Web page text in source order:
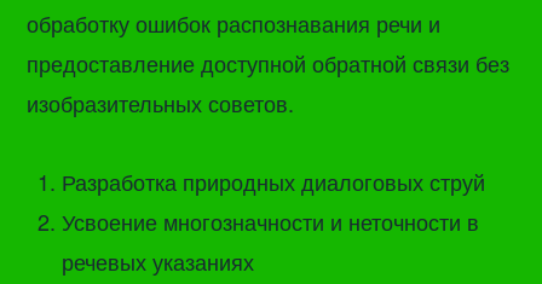
обработку ошибок распознавания речи и
предоставление доступной обратной связи без
изобразительных советов.
Разработка природных диалоговых струй
Усвоение многозначности и неточности в
речевых указаниях